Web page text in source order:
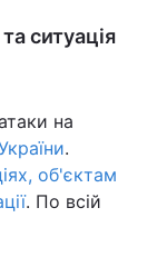
ситуація
на
.
об'єктам
. По всій